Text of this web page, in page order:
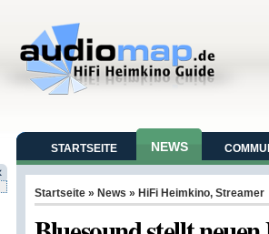
STARTSEITE NEWS
Startseite » News » HiFi Heimkino, Streamer